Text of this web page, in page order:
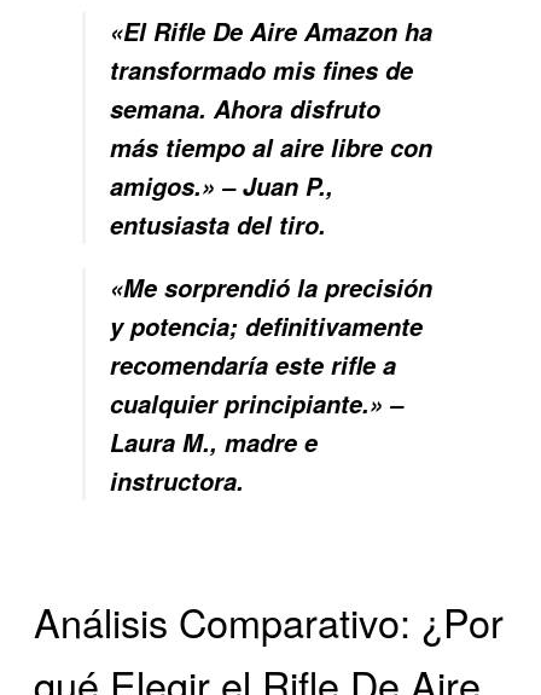
«El Rifle De Aire Amazon ha
transformado mis fines de
semana. Ahora disfruto
más tiempo al aire libre con
amigos.» – Juan P.,
entusiasta del tiro.
«Me sorprendió la precisión
y potencia; definitivamente
recomendaría este rifle a
cualquier principiante.» –
Laura M., madre e
instructora.
Análisis Comparativo: ¿Por